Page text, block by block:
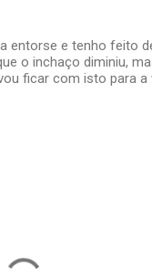
entorse e tenho feito
o inchaço diminiu,
ficar com isto para